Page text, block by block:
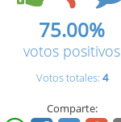
75.00%
votos positivos
Votos totales: 4
Comparte: